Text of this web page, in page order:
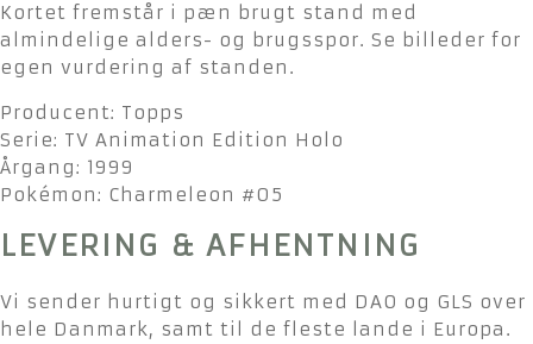
Kortet fremstår i pæn brugt stand med
almindelige alders- og brugsspor. Se billeder for
egen vurdering af standen.
Producent: Topps
Serie: TV Animation Edition Holo
Årgang: 1999
Pokémon: Charmeleon #05
LEVERING & AFHENTNING
Vi sender hurtigt og sikkert med DAO og GLS over
hele Danmark, samt til de fleste lande i Europa.